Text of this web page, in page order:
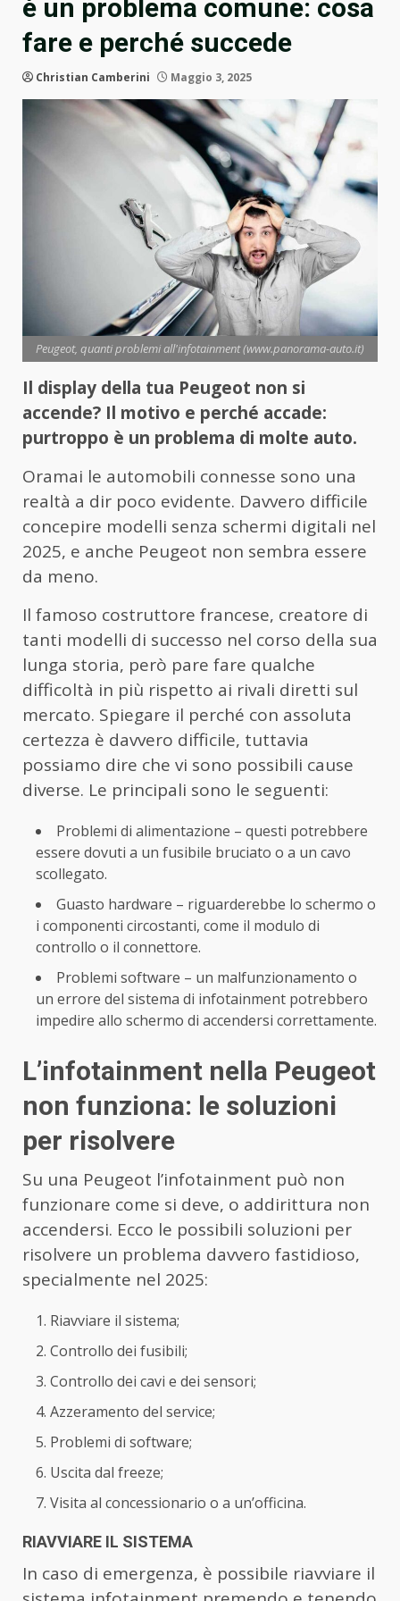
è un problema comune: cosa
fare e perché succede
Christian Camberini Maggio 3, 2025
Peugeot, quanti problemi all'infotainment (www.panorama-auto.it)
Il display della tua Peugeot non si
accende? Il motivo e perché accade:
purtroppo è un problema di molte auto.
Oramai le automobili connesse sono una
realtà a dir poco evidente. Davvero difficile
concepire modelli senza schermi digitali nel
2025, e anche Peugeot non sembra essere
da meno.
Il famoso costruttore francese, creatore di
tanti modelli di successo nel corso della sua
lunga storia, però pare fare qualche
difficoltà in più rispetto ai rivali diretti sul
mercato. Spiegare il perché con assoluta
certezza è davvero difficile, tuttavia
possiamo dire che vi sono possibili cause
diverse. Le principali sono le seguenti:
Problemi di alimentazione – questi potrebbere
essere dovuti a un fusibile bruciato o a un cavo
scollegato.
Guasto hardware – riguarderebbe lo schermo o
i componenti circostanti, come il modulo di
controllo o il connettore.
Problemi software – un malfunzionamento o
un errore del sistema di infotainment potrebbero
impedire allo schermo di accendersi correttamente.
L’infotainment nella Peugeot
non funziona: le soluzioni
per risolvere
Su una Peugeot l’infotainment può non
funzionare come si deve, o addirittura non
accendersi. Ecco le possibili soluzioni per
risolvere un problema davvero fastidioso,
specialmente nel 2025:
Riavviare il sistema;
Controllo dei fusibili;
Controllo dei cavi e dei sensori;
Azzeramento del service;
Problemi di software;
Uscita dal freeze;
Visita al concessionario o a un’officina.
RIAVVIARE IL SISTEMA
In caso di emergenza, è possibile riavviare il